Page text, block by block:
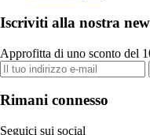
Iscriviti alla nostra
Approfitta di uno sconto del
Rimani connesso
Seguici sui social